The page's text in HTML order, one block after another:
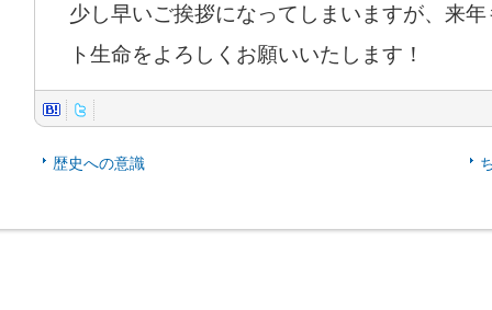
少し早いご挨拶になってしまいますが、来
ト生命をよろしくお願いいたします！
歴史への意識